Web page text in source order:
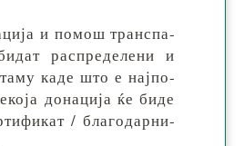
и по­мош тран­спа­
рас­пре­де­ле­ни и
ка­де што е нај­по­
до­на­ци­ја ќе би­де
/ бла­го­дар­ни­